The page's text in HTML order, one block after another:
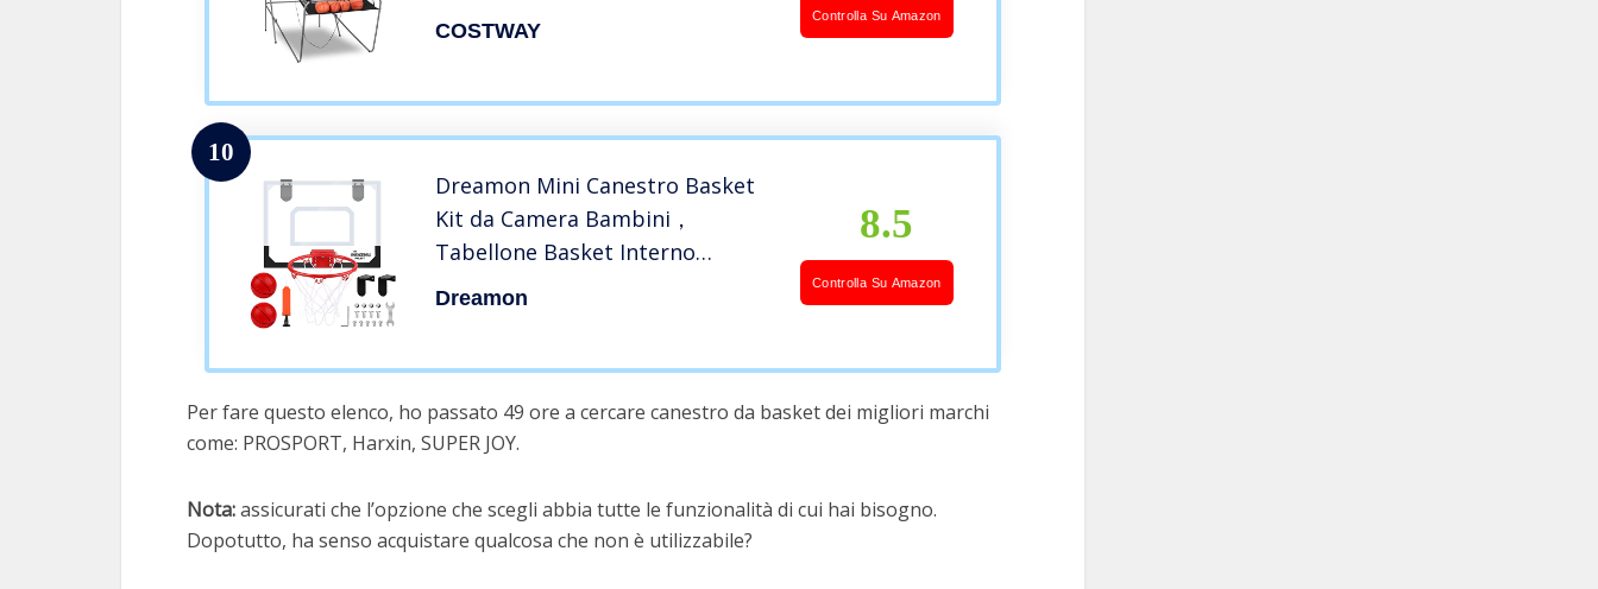
Pieghevole, con Contatore
COSTWAY
Controlla Su Amazon
10
Dreamon Mini Canestro Basket
Kit da Camera Bambini，
Tabellone Basket Interno
Giocattoli Sportivi per Bambino
Dreamon
8.5
Controlla Su Amazon
Per fare questo elenco, ho passato 49 ore a cercare canestro da basket dei migliori marchi
come: PROSPORT, Harxin, SUPER JOY.
Nota:assicurati che l’opzione che scegli abbia tutte le funzionalità di cui hai bisogno.
Dopotutto, ha senso acquistare qualcosa che non è utilizzabile?